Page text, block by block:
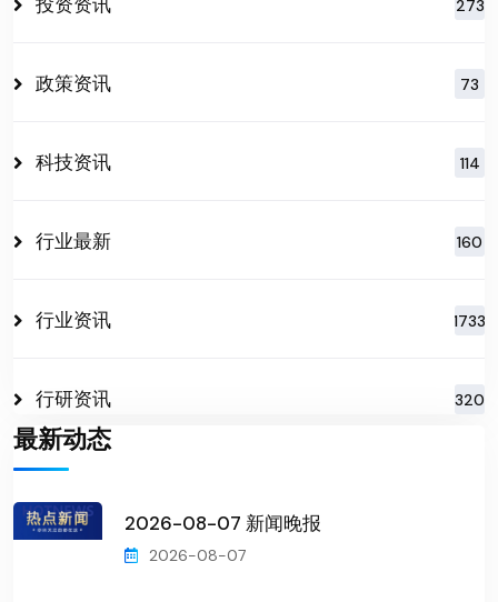
273
政策资讯 73
科技资讯 114
行业最新 160
行业资讯 1733
行研资讯 320
最新动态
2026-08-07 新闻晚报
2026-08-07